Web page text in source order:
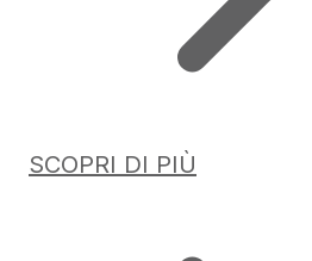
SCOPRI DI PIÙ